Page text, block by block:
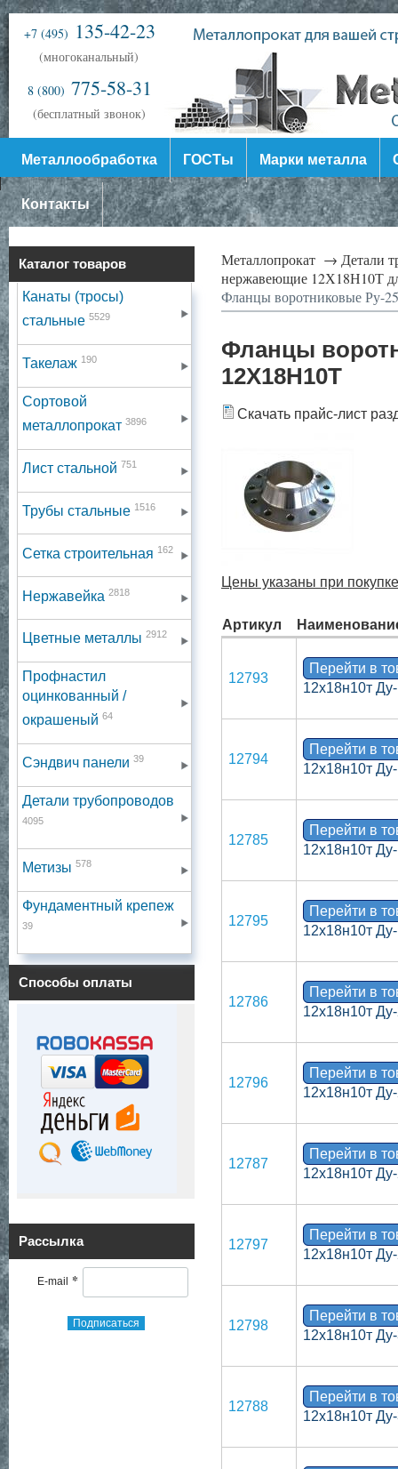
+7 (495) 135-42-23
(многоканальный)
8 (800) 775-58-31
(бесплатный звонок)
Металлообработка ГОСТы Марки металла
Контакты
Каталог товаров
Канаты (тросы)
стальные 5529
Такелаж 190
Сортовой
металлопрокат 3896
Лист стальной 751
Трубы стальные 1516
Сетка строительная 162
Нержавейка 2818
Цветные металлы 2912
Профнастил
оцинкованный /
окрашеный 64
Сэндвич панели 39
Детали трубопроводов
4095
Метизы 578
Фундаментный крепеж
39
Способы оплаты
Рассылка
E-mail *
Подписаться
Металлопрокат → Детали
нержавеющие 12Х18Н10Т
Фланцы воротниковые Ру-
Фланцы
12Х18Н10Т
Скачать прайс-лист
Цены указаны при
Артикул
12793
Перейти в
12х18н10т
12794
Перейти в
12х18н10т
12785
Перейти в
12х18н10т
12795
Перейти в
12х18н10т
12786
Перейти в
12х18н10т
12796
Перейти в
12х18н10т
12787
Перейти в
12х18н10т
12797
Перейти в
12х18н10т
12798
Перейти в
12х18н10т
12788
Перейти в
12х18н10т